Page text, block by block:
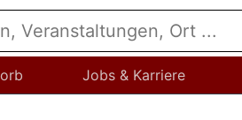
Jobs & Karriere